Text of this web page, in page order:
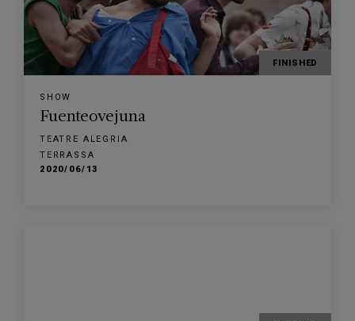
FINISHED
SHOW
Fuenteovejuna
TEATRE ALEGRIA
TERRASSA
2020/06/13